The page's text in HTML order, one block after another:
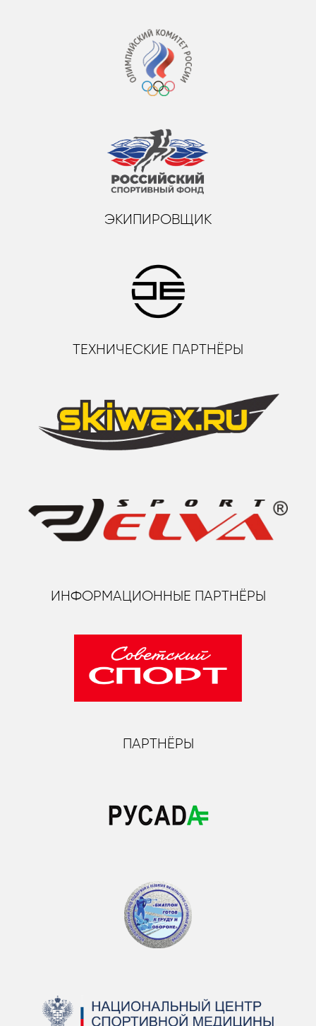
ЭКИПИРОВЩИК
ТЕХНИЧЕСКИЕ ПАРТНЁРЫ
ИНФОРМАЦИОННЫЕ ПАРТНЁРЫ
ПАРТНЁРЫ